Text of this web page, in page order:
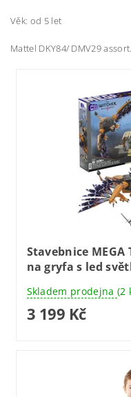
Věk: od 5 let
Mattel DKY84/ DMV29 assort.
Stavebnice MEGA
na gryfa s led
Skladem prodejna (2
3 199 Kč